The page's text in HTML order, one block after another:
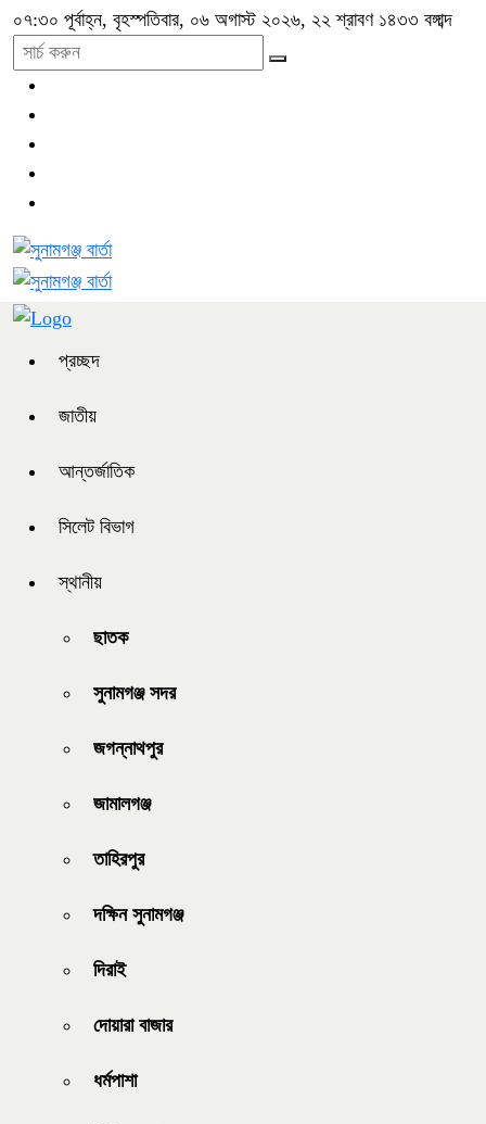
০৭:৩০ পূর্বাহ্ন, বৃহস্পতিবার, ০৬ অগাস্ট ২০২৬, ২২ শ্রাবণ ১৪৩৩ বঙ্গাব্দ
প্রচ্ছদ
জাতীয়
আন্তর্জাতিক
সিলেট বিভাগ
স্থানীয়
ছাতক
সুনামগঞ্জ সদর
জগন্নাথপুর
জামালগঞ্জ
তাহিরপুর
দক্ষিন সুনামগঞ্জ
দিরাই
দোয়ারা বাজার
ধর্মপাশা